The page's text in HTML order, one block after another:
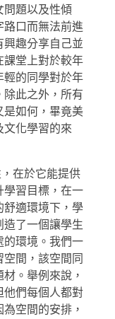
問題以及性傾
路口而無法前進
興趣分享自己並
課堂上對於較年
輕的同學對於年
除此之外，所有
是如何，畢竟美
文化學習的來
在於它能提供
學習目標，在一
舒適環境下，學
造了一個讓學生
的環境。我們一
間，該空間同
。舉例來說，
他們每個人都對
空間的安排，